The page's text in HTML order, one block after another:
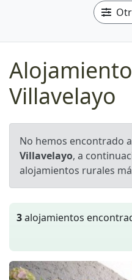
Villavelayo
No hemos encontrado
Villavelayo, a
alojamientos rurales
3alojamientos